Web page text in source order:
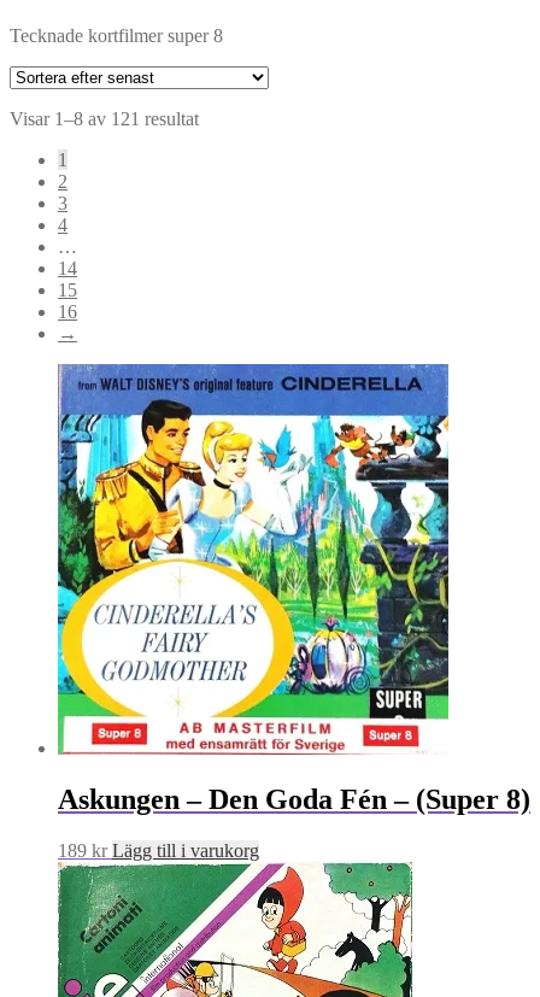
Tecknade kortfilmer super 8
Visar 1–8 av 121 resultatSortera
1
2
3
4
…
14
15
16
→
Askungen – Den Goda Fén – (Super 8)
189 kr Lägg till i varukorg